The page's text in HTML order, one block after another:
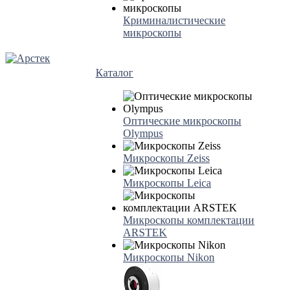
Криминалистические
микроскопы
Каталог
Оптические микроскопы
Olympus
Микроскопы Zeiss
Микроскопы Leica
Микроскопы комплектации
ARSTEK
Микроскопы Nikon